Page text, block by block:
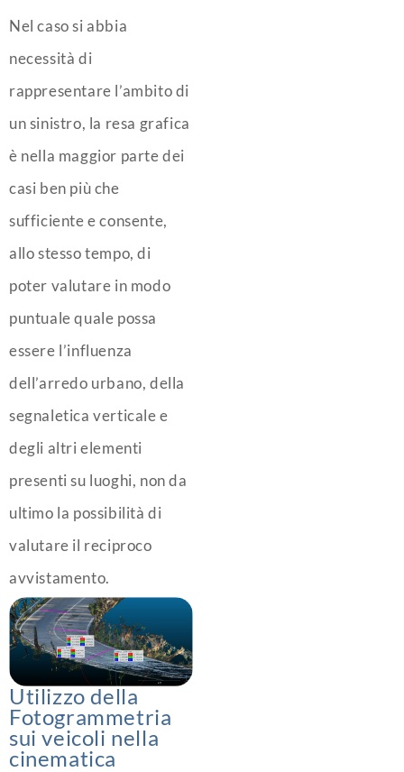
Nel caso si abbia
necessità di
rappresentare l’ambito di
un sinistro, la resa grafica
è nella maggior parte dei
casi ben più che
sufficiente e consente,
allo stesso tempo, di
poter valutare in modo
puntuale quale possa
essere l’influenza
dell’arredo urbano, della
segnaletica verticale e
degli altri elementi
presenti su luoghi, non da
ultimo la possibilità di
valutare il reciproco
avvistamento.
Utilizzo della
Fotogrammetria
sui veicoli nella
cinematica